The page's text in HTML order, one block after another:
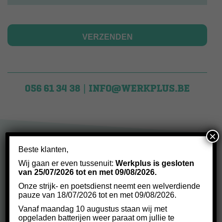
056 61 34 38 INFO@WERKPLUS.BE
OVER ONS
Werkplus is de naam van een maatwerkbedrijf binnen
Waregem.
Beste klanten,
Wij gaan er even tussenuit:Werkplus is gesloten
van 25/07/2026 tot en met 09/08/2026.
Onze strijk- en poetsdienst neemt een welverdiende
pauze van 18/07/2026 tot en met 09/08/2026.
Vanaf maandag 10 augustus staan wij met
opgeladen batterijen weer paraat om jullie te
×